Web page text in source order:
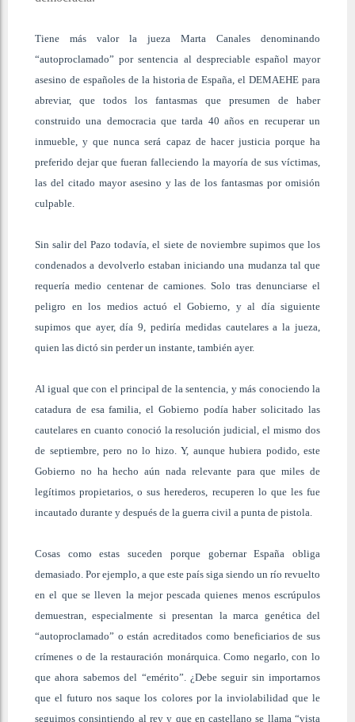
Tiene más valor la jueza Marta Canales denominando
“autoproclamado” por sentencia al despreciable español mayor
asesino de españoles de la historia de España, el DEMAEHE para
abreviar, que todos los fantasmas que presumen de haber
construido una democracia que tarda 40 años en recuperar un
inmueble, y que nunca será capaz de hacer justicia porque ha
preferido dejar que fueran falleciendo la mayoría de sus víctimas,
las del citado mayor asesino y las de los fantasmas por omisión
culpable.
Sin salir del Pazo todavía, el siete de noviembre supimos que los
condenados a devolverlo estaban iniciando una mudanza tal que
requería medio centenar de camiones. Solo tras denunciarse el
peligro en los medios actuó el Gobierno, y al día siguiente
supimos que ayer, día 9, pediría medidas cautelares a la jueza,
quien las dictó sin perder un instante, también ayer.
Al igual que con el principal de la sentencia, y más conociendo la
catadura de esa familia, el Gobierno podía haber solicitado las
cautelares en cuanto conoció la resolución judicial, el mismo dos
de septiembre, pero no lo hizo. Y, aunque hubiera podido, este
Gobierno no ha hecho aún nada relevante para que miles de
legítimos propietarios, o sus herederos, recuperen lo que les fue
incautado durante y después de la guerra civil a punta de pistola.
Cosas como estas suceden porque gobernar España obliga
demasiado. Por ejemplo, a que este país siga siendo un río revuelto
en el que se lleven la mejor pescada quienes menos escrúpulos
demuestran, especialmente si presentan la marca genética del
“autoproclamado” o están acreditados como beneficiarios de sus
crímenes o de la restauración monárquica. Como negarlo, con lo
que ahora sabemos del “emérito”. ¿Debe seguir sin importarnos
que el futuro nos saque los colores por la inviolabilidad que le
seguimos consintiendo al rey y que en castellano se llama “vista